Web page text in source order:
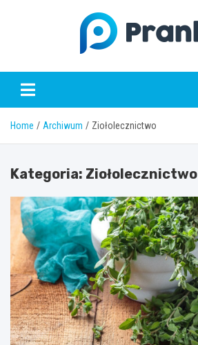
prank.pl
Home Archiwum Ziołolecznictwo
Kategoria: Ziołolecznictwo